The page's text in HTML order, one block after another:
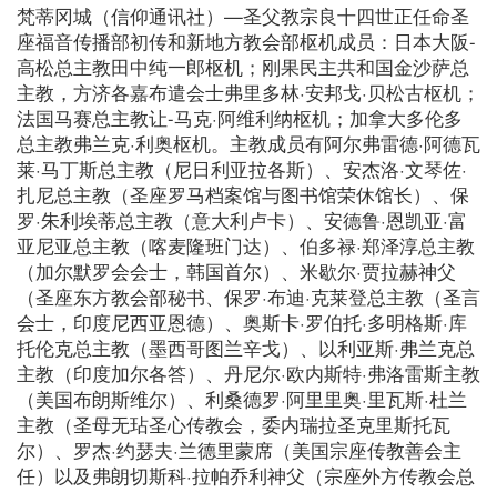
梵蒂冈城（信仰通讯社）—圣父教宗良十四世正任命圣
座福音传播部初传和新地方教会部枢机成员：日本大阪-
高松总主教田中纯一郎枢机；刚果民主共和国金沙萨总
主教，方济各嘉布遣会士弗里多林·安邦戈·贝松古枢机；
法国马赛总主教让-马克·阿维利纳枢机；加拿大多伦多
总主教弗兰克·利奥枢机。主教成员有阿尔弗雷德·阿德瓦
莱·马丁斯总主教（尼日利亚拉各斯）、安杰洛·文琴佐·
扎尼总主教（圣座罗马档案馆与图书馆荣休馆长）、保
罗·朱利埃蒂总主教（意大利卢卡）、安德鲁·恩凯亚·富
亚尼亚总主教（喀麦隆班门达）、伯多禄·郑泽淳总主教
（加尔默罗会会士，韩国首尔）、米歇尔·贾拉赫神父
（圣座东方教会部秘书、保罗·布迪·克莱登总主教（圣言
会士，印度尼西亚恩德）、奥斯卡·罗伯托·多明格斯·库
托伦克总主教（墨西哥图兰辛戈）、以利亚斯·弗兰克总
主教（印度加尔各答）、丹尼尔·欧内斯特·弗洛雷斯主教
（美国布朗斯维尔）、利桑德罗·阿里里奥·里瓦斯·杜兰
主教（圣母无玷圣心传教会，委内瑞拉圣克里斯托瓦
尔）、罗杰·约瑟夫·兰德里蒙席（美国宗座传教善会主
任）以及弗朗切斯科·拉帕乔利神父（宗座外方传教会总